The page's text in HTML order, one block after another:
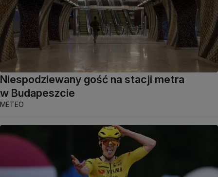
Niespodziewany gość na stacji metra
w Budapeszcie
METEO